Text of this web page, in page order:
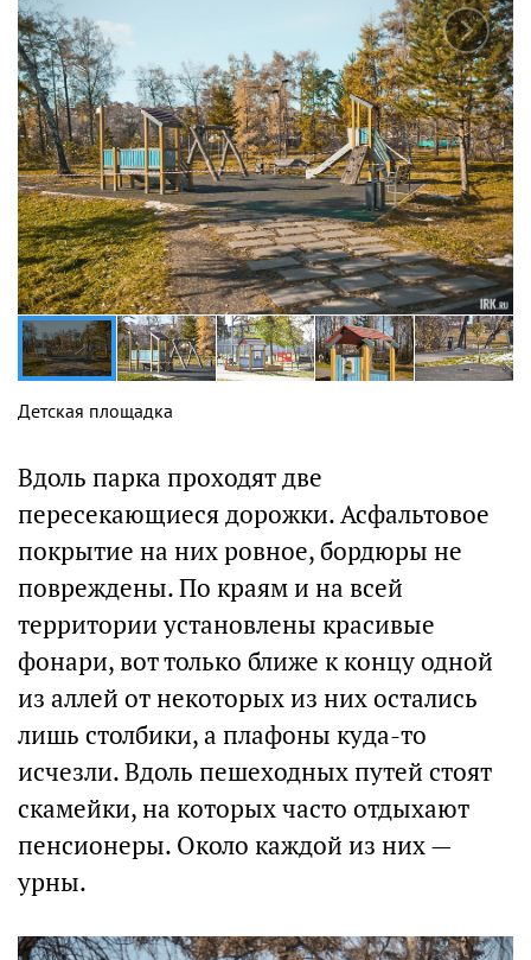
Детская площадка
Вдоль парка проходят две
пересекающиеся дорожки. Асфальтовое
покрытие на них ровное, бордюры не
повреждены. По краям и на всей
территории установлены красивые
фонари, вот только ближе к концу одной
из аллей от некоторых из них остались
лишь столбики, а плафоны куда-то
исчезли. Вдоль пешеходных путей стоят
скамейки, на которых часто отдыхают
пенсионеры. Около каждой из них —
урны.